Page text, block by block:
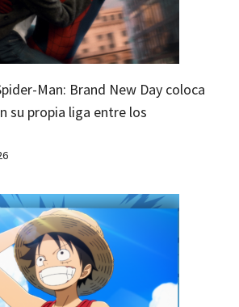
Man: Brand New Day coloca
su propia liga entre los